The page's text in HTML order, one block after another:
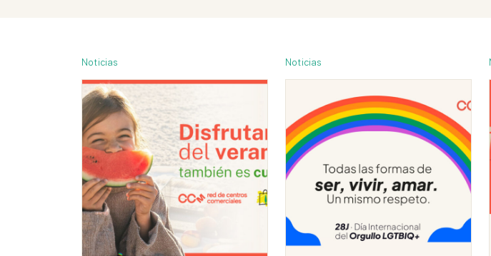
Noticias Noticias